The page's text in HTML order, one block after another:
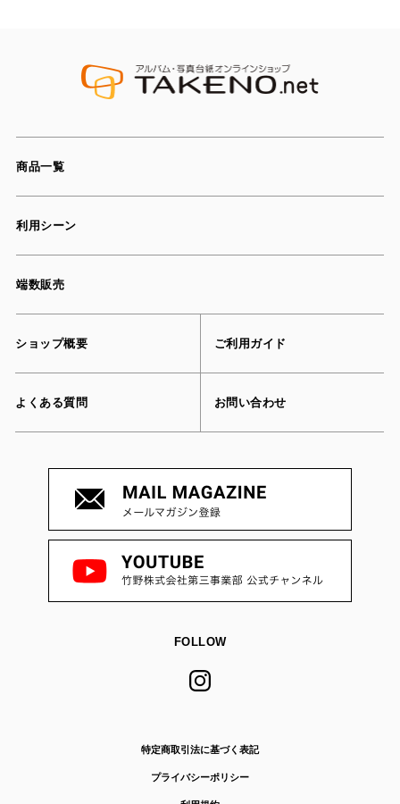
商品一覧
利用シーン
端数販売
ショップ概要 ご利用ガイド
よくある質問 お問い合わせ
FOLLOW
特定商取引法に基づく表記
プライバシーポリシー